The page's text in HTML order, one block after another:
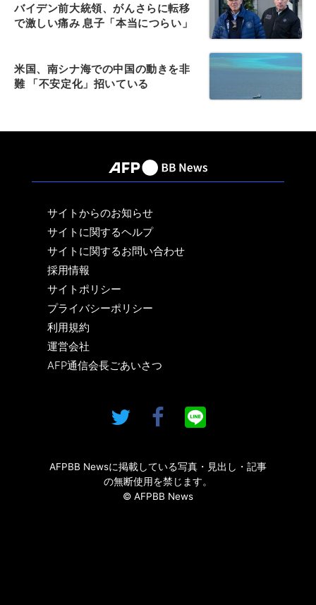
バイデン前大統領、がんさらに転移
で激しい痛み 息子「本当につらい」
米国、南シナ海での中国の動きを非
難 「不安定化」招いている
サイトからのお知らせ
サイトに関するヘルプ
サイトに関するお問い合わせ
採用情報
サイトポリシー
プライバシーポリシー
利用規約
運営会社
AFP通信会長ごあいさつ
AFPBB Newsに掲載している写真・見出し・記事
の無断使用を禁じます。
© AFPBB News